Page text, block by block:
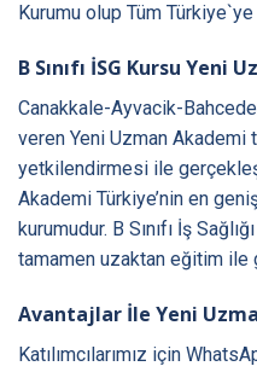
Kurumu olup Tüm Türkiye
B Sınıfı İSG Kursu Yeni
Canakkale-Ayvacik-
veren Yeni Uzman Akademi
yetkilendirmesi ile
Akademi Türkiye’nin en
kurumudur. B Sınıfı İş
tamamen uzaktan eğitim ile
Avantajlar İle Yeni
Katılımcılarımız için